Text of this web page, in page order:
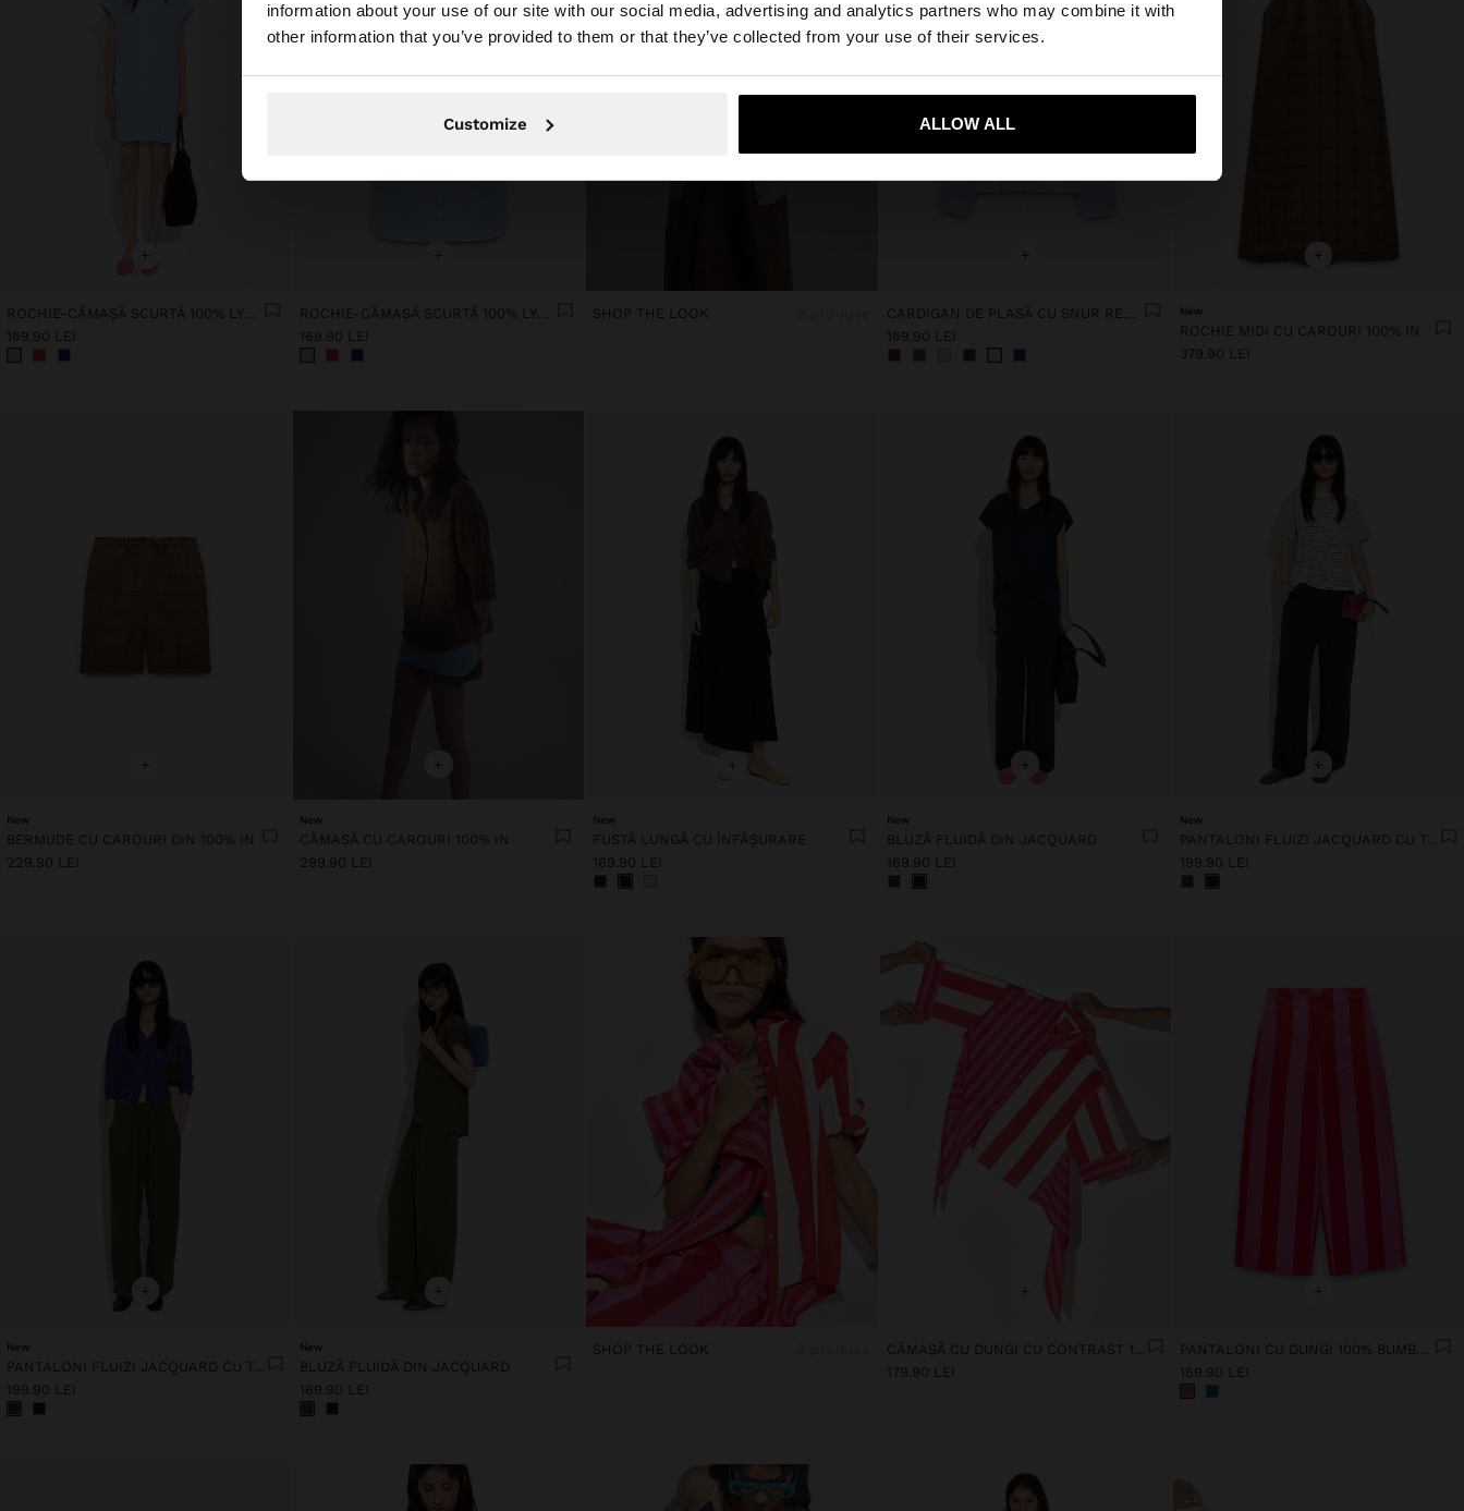
information about your use of our site with our social media, advertising and analytics partners who may combine it with
other information that you’ve provided to them or that they’ve collected from your use of their services.
Customize ALLOW ALL
Accesați site-ul din Romania. Doriți să parcurgeți site-ul nostru din United States?
Da, duceți-mă la United States
+
ROCHIE-CĂMAȘĂ SCURTĂ 100% LYOCELL
169.90 LEI
+
ROCHIE-CĂMAȘĂ SCURTĂ 100% LYOCELL
169.90 LEI
SHOP THE LOOK
+
CARDIGAN DE PLASĂ CU ȘNUR REGLABIL
169.90 LEI
+
New
ROCHIE MIDI CU CAROURI 100% IN
379.90 LEI
+
New
BERMUDE CU CAROURI DIN 100% IN
229.90 LEI
+
New
CĂMAȘĂ CU CAROURI 100% IN
299.90 LEI
+
New
FUSTĂ LUNGĂ CU ÎNFĂȘURARE
169.90 LEI
+
New
BLUZĂ FLUIDĂ DIN JACQUARD
169.90 LEI
+
New
PANTALONI FLUIZI JACQUARD CU TALIE ELASTICĂ
199.90 LEI
+
New
199.90 LEI
+
New
BLUZĂ FLUIDĂ DIN JACQUARD
169.90 LEI
SHOP THE LOOK
+
179.90 LEI
+
159.90 LEI